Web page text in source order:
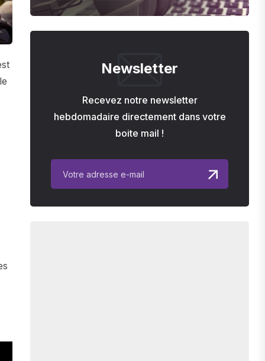
Newsletter
Recevez notre newsletter
hebdomadaire directement dans votre
boite mail !